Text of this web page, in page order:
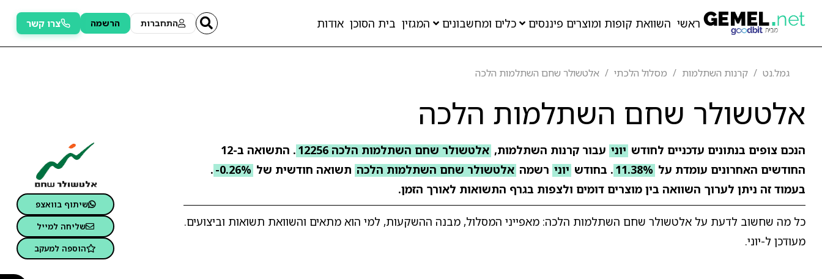
ראשי השוואת קופות ומוצרים פיננסים כלים ומחשבונים המגזין בית הסוכן אודות התחברות הרשמה צרו קשר
גמל.נט קרנות השתלמות מסלול הלכתי אלטשולר שחם השתלמות הלכה
אלטשולר שחם השתלמות הלכה
הנכם צופים בנתונים עדכניים לחודש יוני עבור קרנות השתלמות, אלטשולר שחם השתלמות הלכה 12256
. התשואה ב-12
החודשים האחרונים עומדת על 11.38% . בחודש יוני רשמה אלטשולר שחם השתלמות הלכה תשואה חודשית של -0.26%
.
בעמוד זה ניתן לערוך השוואה בין מוצרים דומים ולצפות בגרף התשואות לאורך הזמן.
כל מה שחשוב לדעת על אלטשולר שחם השתלמות הלכה: מאפייני המסלול, מבנה ההשקעות, למי הוא מתאים והשוואת תשואות וביצועים.
מעודכן ל-יוני.
שיתוף בוואצפ
שליחה למייל
הוספה למעקב